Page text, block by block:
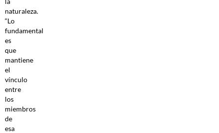
naturaleza.
“Lo
fundamental
es
que
mantiene
el
vínculo
entre
los
miembros
de
esa